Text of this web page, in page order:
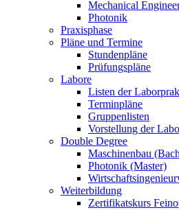
Mechanical
Photonik
Praxisphase
Pläne und Termine
Stundenpläne
Prüfungspläne
Labore
Listen der
Terminpläne
Gruppenlisten
Vorstellung der
Double Degree
Maschinenbau
Photonik (Master)
Weiterbildung
Zertifikatskurs